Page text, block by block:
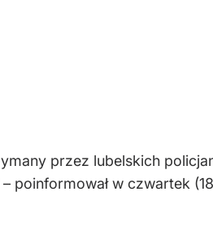
przez lubelskich
poinformował w czwartek